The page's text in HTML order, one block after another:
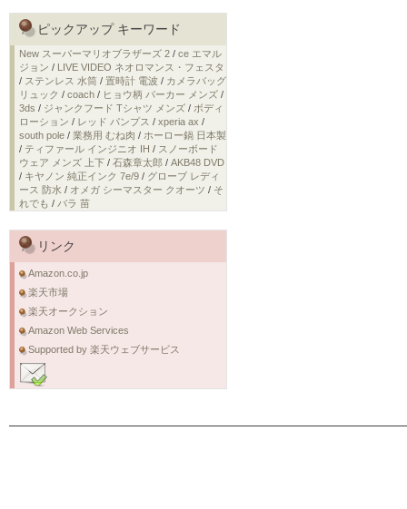
ピックアップ キーワード
New スーパーマリオブラザーズ 2 / ce エマル
ジョン / LIVE VIDEO ネオロマンス・フェスタ
/ ステンレス 水筒 / 置時計 電波 / カメラバッグ
リュック / coach / ヒョウ柄 パーカー メンズ /
3ds / ジャンクフード Tシャツ メンズ / ボディ
ローション / レッド パンプス / xperia ax /
south pole / 業務用 むね肉 / ホーロー鍋 日本製
/ ティファール インジニオ IH / スノーボード
ウェア メンズ 上下 / 石森章太郎 / AKB48 DVD
/ キヤノン 純正インク 7e/9 / グローブ レディ
ース 防水 / オメガ シーマスター クオーツ / そ
れでも / バラ 苗
リンク
Amazon.co.jp
楽天市場
楽天オークション
Amazon Web Services
Supported by 楽天ウェブサービス